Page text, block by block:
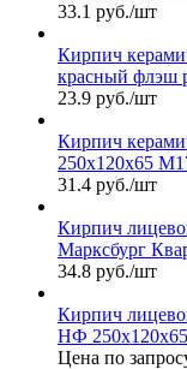
33.1 руб./шт
Кирпич
красный флэш
23.9 руб./шт
Кирпич
250х120х65
31.4 руб./шт
Кирпич
Марксбург
34.8 руб./шт
Кирпич
НФ
Цена по